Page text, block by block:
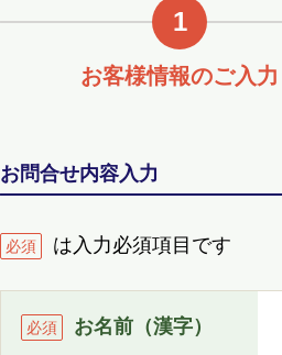
1
お客様情報のご入力
お問合せ内容入力
必須 は入力必須項目です
お名前（漢字）
必須